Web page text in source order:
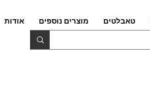
טאבלטים מוצרים נוספים אודות